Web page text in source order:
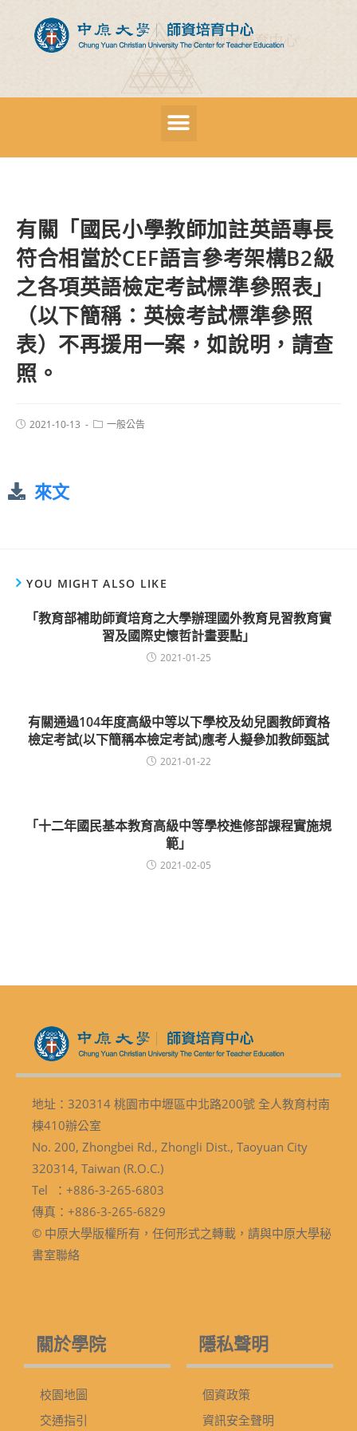
有關「國民小學教師加註英語專長
符合相當於CEF語言參考架構B2級
之各項英語檢定考試標準參照表」
（以下簡稱：英檢考試標準參照
表）不再援用一案，如說明，請查
照。
2021-10-13 一般公告
來文
YOU MIGHT ALSO LIKE
「教育部補助師資培育之大學辦理國外教育見習教育實
習及國際史懷哲計畫要點」
2021-01-25
有關通過104年度高級中等以下學校及幼兒園教師資格
檢定考試(以下簡稱本檢定考試)應考人擬參加教師甄試
2021-01-22
「十二年國民基本教育高級中等學校進修部課程實施規
範」
2021-02-05
地址：320314 桃園市中壢區中北路200號 全人教育村南
棟410辦公室
No. 200, Zhongbei Rd., Zhongli Dist., Taoyuan City
320314, Taiwan (R.O.C.)
Tel ：+886-3-265-6803
傳真：+886-3-265-6829
© 中原大學版權所有，任何形式之轉載，請與中原大學秘
書室聯絡
關於學院
校園地圖
交通指引
隱私聲明
個資政策
資訊安全聲明